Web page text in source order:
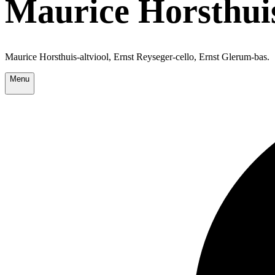
Maurice
Maurice Horsthuis-altviool, Ernst Reyseger-cello, Ernst Glerum-bas.
Menu